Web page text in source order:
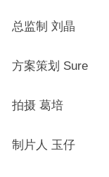
总监制 刘晶
方案策划 Sure
拍摄 葛培
制片人 玉仔